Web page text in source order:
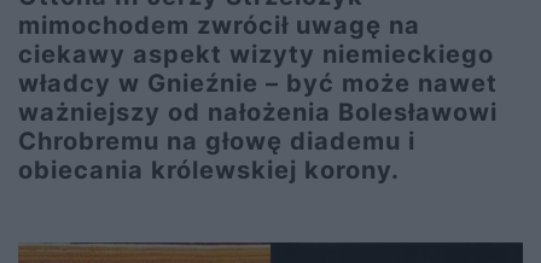
mimochodem zwrócił uwagę na
ciekawy aspekt wizyty niemieckiego
władcy w Gnieźnie – być może nawet
ważniejszy od nałożenia Bolesławowi
Chrobremu na głowę diademu i
obiecania królewskiej korony.